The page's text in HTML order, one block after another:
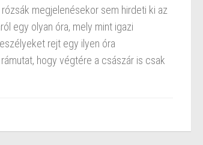
megjelenésekor sem hirdeti ki az
egy olyan óra, mely mint igazi
rejt egy ilyen óra
hogy végtére a császár is csak